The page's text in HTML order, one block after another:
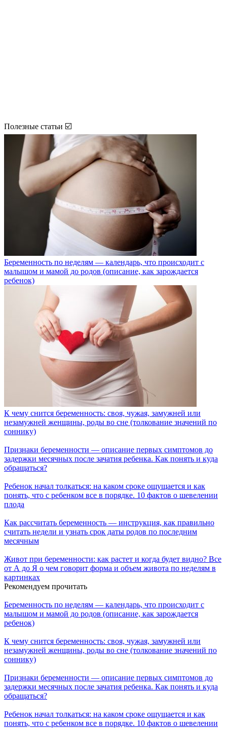
Полезные статьи ☑️
Беременность по неделям — календарь, что происходит с
малышом и мамой до родов (описание, как зарождается
ребенок)
К чему снится беременность: своя, чужая, замужней или
незамужней женщины, роды во сне (толкование значений по
соннику)
Признаки беременности — описание первых симптомов до
задержки месячных после зачатия ребенка. Как понять и куда
обращаться?
Ребенок начал толкаться: на каком сроке ощущается и как
понять, что с ребенком все в порядке. 10 фактов о шевелении
плода
Как рассчитать беременность — инструкция, как правильно
считать недели и узнать срок даты родов по последним
месячным
Живот при беременности: как растет и когда будет видно? Все
от А до Я о чем говорит форма и объем живота по неделям в
картинках
Рекомендуем прочитать
Беременность по неделям — календарь, что происходит с
малышом и мамой до родов (описание, как зарождается
ребенок)
К чему снится беременность: своя, чужая, замужней или
незамужней женщины, роды во сне (толкование значений по
соннику)
Признаки беременности — описание первых симптомов до
задержки месячных после зачатия ребенка. Как понять и куда
обращаться?
Ребенок начал толкаться: на каком сроке ощущается и как
понять, что с ребенком все в порядке. 10 фактов о шевелении